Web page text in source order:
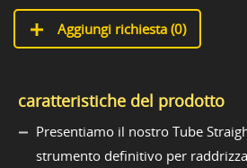
Aggiungi richiesta (0)
caratteristiche del prodotto
Presentiamo il nostro Tube
strumento definitivo per